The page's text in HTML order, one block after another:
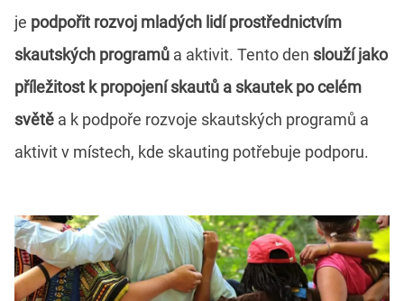
je podpořit rozvoj mladých lidí prostřednictvím
skautských programů a aktivit. Tento den slouží jako
příležitost k propojení skautů a skautek po celém
světě a k podpoře rozvoje skautských programů a
aktivit v místech, kde skauting potřebuje podporu.